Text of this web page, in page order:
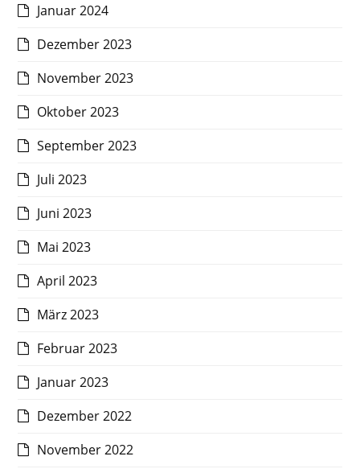
Januar 2024
Dezember 2023
November 2023
Oktober 2023
September 2023
Juli 2023
Juni 2023
Mai 2023
April 2023
März 2023
Februar 2023
Januar 2023
Dezember 2022
November 2022